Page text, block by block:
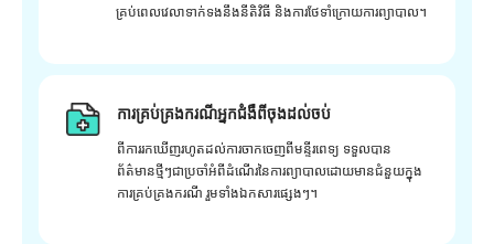
គ្រប់ពេលវេលាទាក់ទងនឹងនីតិវិធី និងការថែទាំក្រោយការព្យាបាល។
ការគ្រប់គ្រងករណីអ្នកជំងឺពីចុងដល់ចប់
ពីការរកឃើញរហូតដល់ការចាកចេញពីមន្ទីរពេទ្យ ទទួលបាន
ព័ត៌មានថ្មីៗជាប្រចាំអំពីដំណើរនៃការព្យាបាលដោយមានជំនួយក្នុង
ការគ្រប់គ្រងករណី រួមទាំងឯកសារផ្សេងៗ។